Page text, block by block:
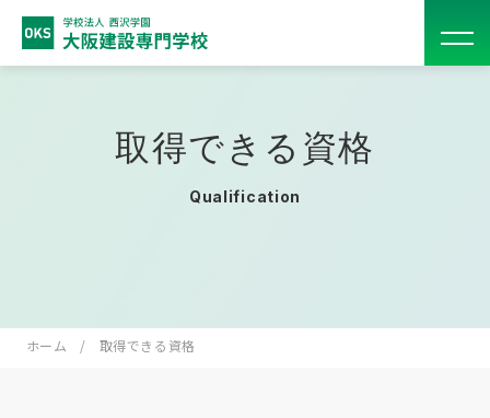
取得できる資格
Qualification
ホーム 取得できる資格